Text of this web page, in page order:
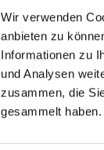
Wir verwenden
anbieten zu
Informationen zu
und Analysen
zusammen, die
gesammelt haben.